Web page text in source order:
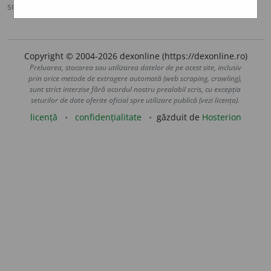
sursa:
Copyright © 2004-2026 dexonline (https://dexonline.ro)
Preluarea, stocarea sau utilizarea datelor de pe acest site, inclusiv
prin orice metode de extragere automată (web scraping, crawling),
sunt strict interzise fără acordul nostru prealabil scris, cu excepția
seturilor de date oferite oficial spre utilizare publică (vezi licența).
licență confidențialitate găzduit de Hosterion